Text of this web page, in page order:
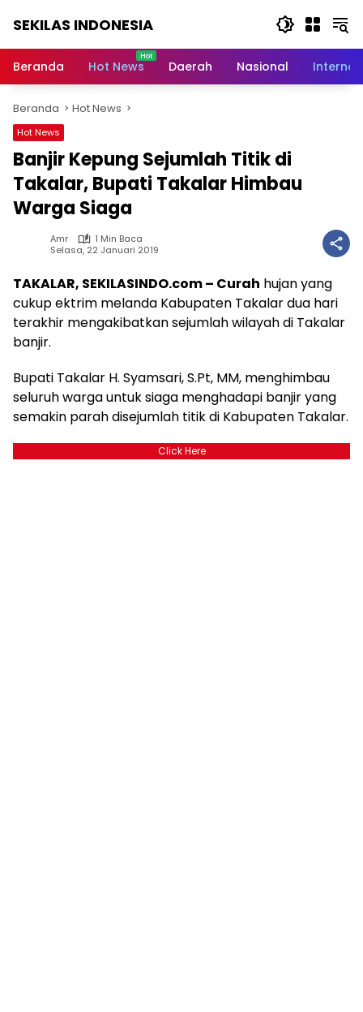
SEKILAS INDONESIA
Terkini,
Latest
World,
Headlines,
News
Today
Beranda Hot News Daerah Nasional
Beranda Hot News
Hot News
Banjir Kepung Sejumlah Titik di
Takalar, Bupati Takalar Himbau
Warga Siaga
Amr
1 Min Baca
Selasa, 22 Januari 2019
TAKALAR, SEKILASINDO.com – Curah hujan yang
cukup ektrim melanda Kabupaten Takalar dua hari
terakhir mengakibatkan sejumlah wilayah di Takalar
banjir.
Bupati Takalar H. Syamsari, S.Pt, MM, menghimbau
seluruh warga untuk siaga menghadapi banjir yang
semakin parah disejumlah titik di Kabupaten Takalar.
Click Here